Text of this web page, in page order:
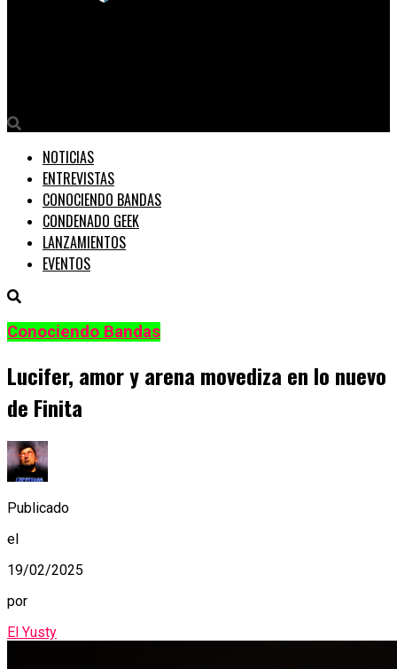
NOTICIAS
ENTREVISTAS
CONOCIENDO BANDAS
CONDENADO GEEK
LANZAMIENTOS
EVENTOS
Conociendo Bandas
Lucifer, amor y arena movediza en lo nuevo
de Finita
Publicado
el
19/02/2025
por
El Yusty